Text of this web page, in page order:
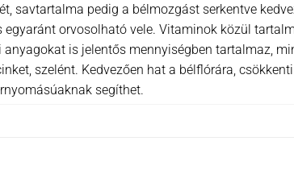
savtartalma pedig a bélmozgást serkentve
egyaránt orvosolható vele. Vitaminok közül
is jelentős mennyiségben tartalmaz,
szelént. Kedvezően hat a bélflórára,
segíthet.